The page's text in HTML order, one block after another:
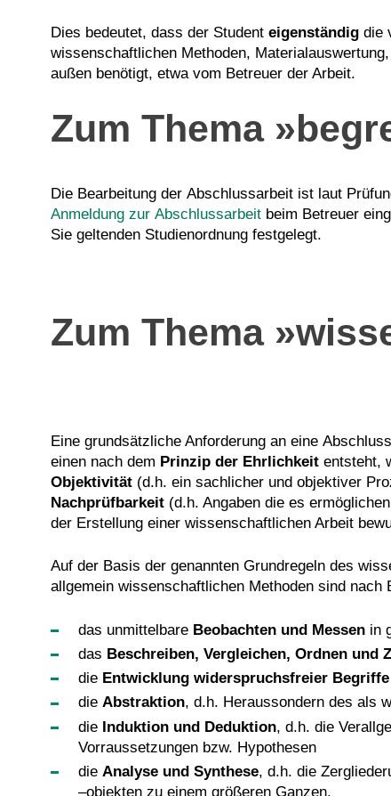
Dies bedeutet, dass der Student eigenständig die
wissenschaftlichen Methoden,
außen benötigt, etwa vom Betreuer der Arbeit.
Zum Thema
Die Bearbeitung der Abschlussarbeit ist laut
Anmeldung zur Abschlussarbeit beim Betreuer
Sie geltenden Studienordnung festgelegt.
Zum Thema
Eine grundsätzliche Anforderung an eine
einen nach dem Prinzip der Ehrlichkeit entsteht,
Objektivität (d.h. ein sachlicher und objektiver
Nachprüfbarkeit (d.h. Angaben die es
der Erstellung einer wissenschaftlichen Arbeit
Auf der Basis der genannten Grundregeln des
allgemein wissenschaftlichen Methoden sind nach
das unmittelbare Beobachten und Messen in
das Beschreiben, Vergleichen, Ordnen und
die Entwicklung widerspruchsfreier Begriffe
die Abstraktion, d.h. Heraussondern des als
die Induktion und Deduktion, d.h. die
Vorraussetzungen bzw. Hypothesen
die Analyse und Synthese, d.h. die
–objekten zu einem größeren Ganzen.